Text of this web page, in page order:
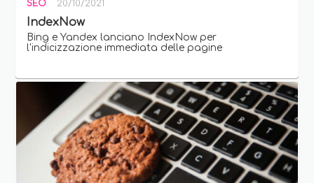
SEO 20/10/2021
IndexNow
Bing e Yandex lanciano IndexNow per
l'indicizzazione immediata delle pagine